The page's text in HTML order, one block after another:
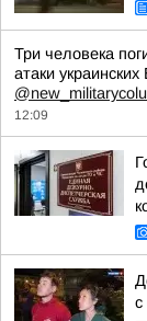
Три человека
атаки
12:09
с